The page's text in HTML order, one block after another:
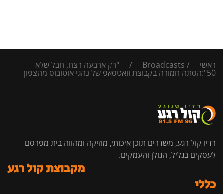
ראשי /
Broadcasts
/ "רק ארבעה רצח, חבל שלא
50":הסתה חמורה בקבוצת וואטסאפ של נהגי אוטובוס מהצפון
רדיו קול רגע, משדרים תוכן איכותי, מוזיקה ומהווה בית מפרסם
לעסקים בגליל, הגולן והעמקים.
כללי
מקבוצת קול רגע